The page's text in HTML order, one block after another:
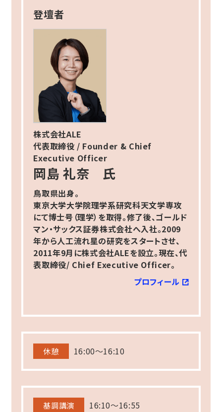
登壇者
株式会社ALE
代表取締役 / Founder & Chief
Executive Officer
岡島 礼奈 氏
鳥取県出身。
東京大学大学院理学系研究科天文学専攻
にて博士号（理学）を取得。修了後、ゴールド
マン・サックス証券株式会社へ入社。2009
年から人工流れ星の研究をスタートさせ、
2011年9月に株式会社ALEを設立。現在、代
表取締役/ Chief Executive Officer。
プロフィール
休憩 16:00～16:10
基調講演 16:10～16:55